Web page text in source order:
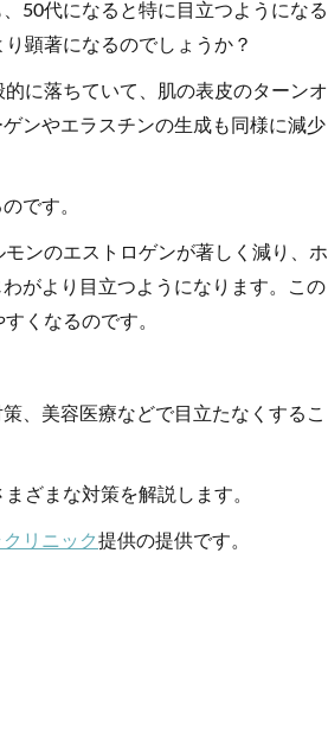
50代になると特に目立つようになる
顕著になるのでしょうか？
に落ちていて、肌の表皮のターンオ
ンやエラスチンの生成も同様に減少
です。
ンのエストロゲンが著しく減り、ホ
がより目立つようになります。この
くなるのです。
、美容医療などで目立たなくするこ
ざまな対策を解説します。
リニック提供の提供です。